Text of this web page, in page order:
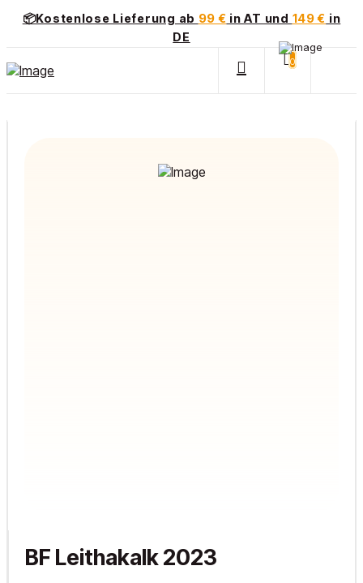
📦Kostenlose Lieferung ab 99 € in AT und 149 € in
DE
0
BF Leithakalk 2023